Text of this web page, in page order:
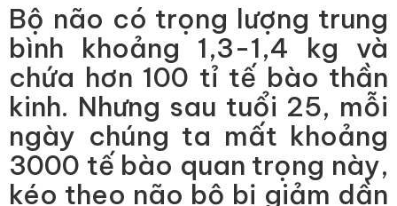
Bộ não có trọng lượng trung
bình khoảng 1,3-1,4 kg và
chứa hơn 100 tỉ tế bào thần
kinh. Nhưng sau tuổi 25, mỗi
ngày chúng ta mất khoảng
3000 tế bào quan trọng này,
kéo theo não bộ bị giảm dần